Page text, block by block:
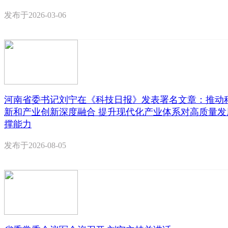
发布于2026-03-06
河南省委书记刘宁在《科技日报》发表署名文章：推动
新和产业创新深度融合 提升现代化产业体系对高质量
撑能力
发布于2026-08-05